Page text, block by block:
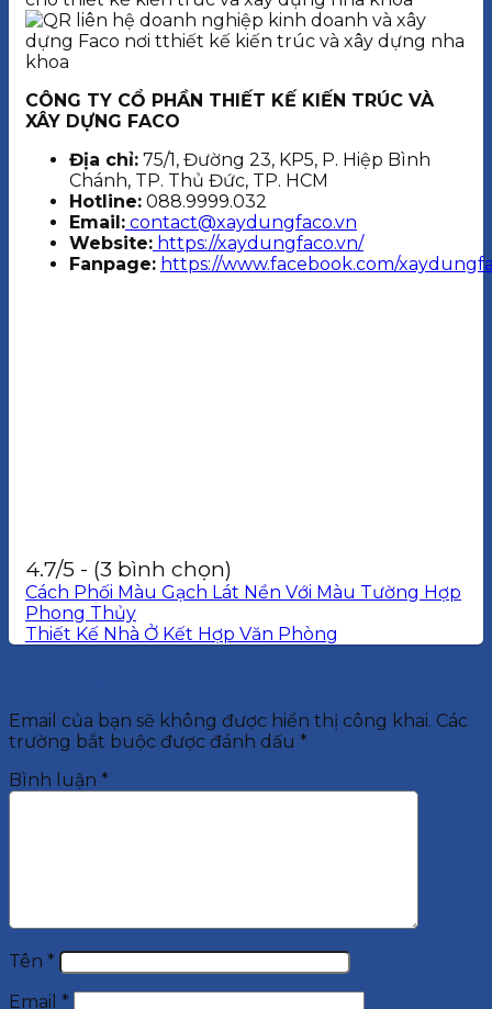
CÔNG TY CỔ PHẦN THIẾT KẾ KIẾN TRÚC VÀ
XÂY DỰNG FACO
Địa chỉ: 75/1, Đường 23, KP5, P. Hiệp Bình
Chánh, TP. Thủ Đức, TP. HCM
Hotline: 088.9999.032
Email: contact@xaydungfaco.vn
Website: https://xaydungfaco.vn/
Fanpage: https://www.facebook.com/
4.7/5 - (3 bình chọn)
Cách Phối Màu Gạch Lát Nền Với Màu Tường Hợp
Phong Thủy
Thiết Kế Nhà Ở Kết Hợp Văn Phòng
Email của bạn sẽ không được hiển thị công khai. Các
trường bắt buộc được đánh dấu *
Bình luận *
Tên *
Email *